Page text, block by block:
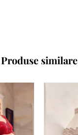
Produse similare